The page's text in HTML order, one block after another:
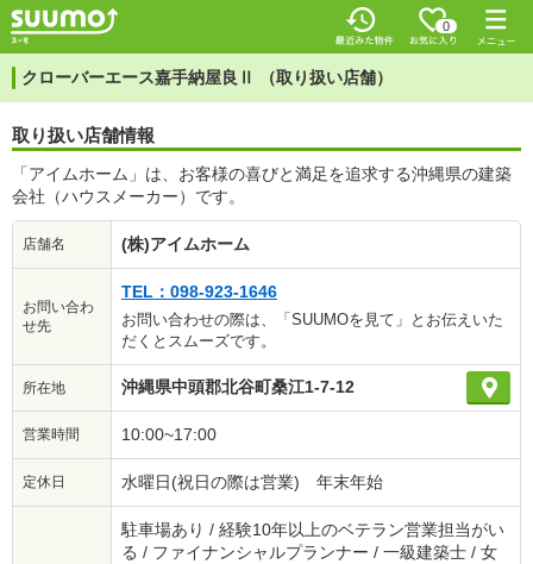
0
クローバーエース嘉手納屋良Ⅱ （取り扱い店舗）
取り扱い店舗情報
「アイムホーム」は、お客様の喜びと満足を追求する沖縄県の建築
会社（ハウスメーカー）です。
店舗名 (株)アイムホーム
お問い合わ
せ先
TEL：098-923-1646
お問い合わせの際は、「SUUMOを見て」とお伝えいた
だくとスムーズです。
所在地 沖縄県中頭郡北谷町桑江1-7-12
営業時間 10:00~17:00
定休日 水曜日(祝日の際は営業) 年末年始
駐車場あり / 経験10年以上のベテラン営業担当がい
る / ファイナンシャルプランナー / 一級建築士 / 女